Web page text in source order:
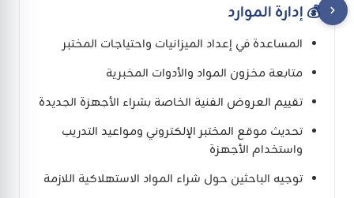
💰 إدارة الموارد
المساعدة في إعداد الميزانيات واحتياجات المختبر
متابعة مخزون المواد والأدوات المخبرية
تقييم العروض الفنية الخاصة بشراء الأجهزة الجديدة
تحديث موقع المختبر الإلكتروني ومواعيد التدريب
واستخدام الأجهزة
توجيه الباحثين حول شراء المواد الاستهلاكية اللازمة